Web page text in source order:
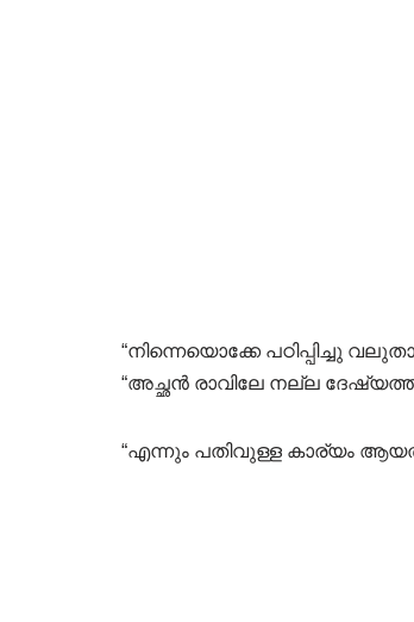
“നിന്നെയൊക്കേ പഠിപ്പിച്ചു
“അച്ഛൻ രാവിലേ നല്ല
“എന്നും പതിവുള്ള കാര്യം